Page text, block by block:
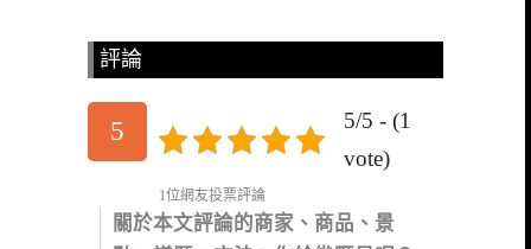
評論
5
5/5 - (1
vote)
1位網友投票評論
關於本文評論的商家、商品、景